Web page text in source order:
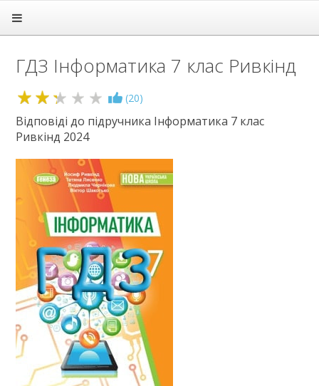
Підручники
ГДЗ
1 клас
2 клас
3 клас
4 клас
5 клас
6 клас
7 клас
Алгебра
Англійська мова
Біологія
Всесвітня історія
Географія
Геометрія
Зарубіжна література
Здоров’я
Інформатика
Історія України
Математика
ГДЗ Інформатика 7 клас Ривкінд
2.3 (20)
Відповіді до підручника Інформатика 7 клас
Ривкінд 2024